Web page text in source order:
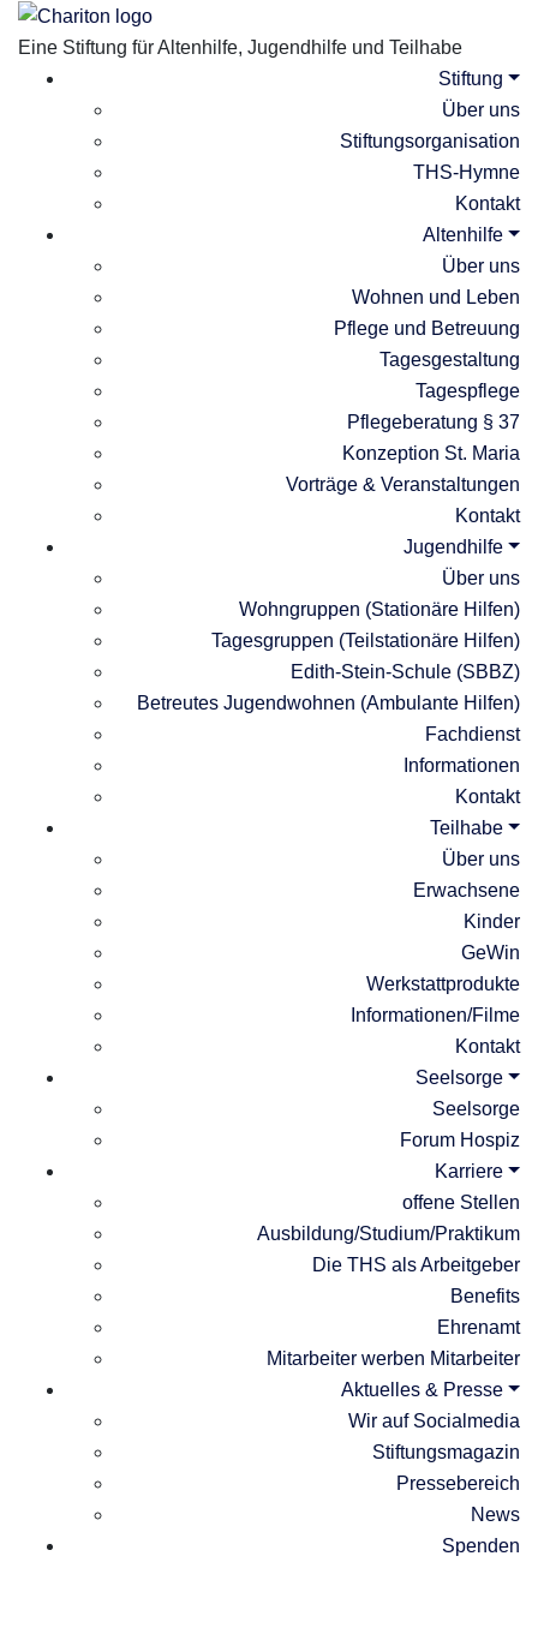
Eine Stiftung für Altenhilfe, Jugendhilfe und Teilhabe
Stiftung
Über uns
Stiftungsorganisation
THS-Hymne
Kontakt
Altenhilfe
Über uns
Wohnen und Leben
Pflege und Betreuung
Tagesgestaltung
Tagespflege
Pflegeberatung § 37
Konzeption St. Maria
Vorträge & Veranstaltungen​
Kontakt
Jugendhilfe
Über uns
Wohngruppen (Stationäre Hilfen)
Tagesgruppen (Teilstationäre Hilfen)
Edith-Stein-Schule (SBBZ)
Betreutes Jugendwohnen (Ambulante Hilfen)
Fachdienst
Informationen
Kontakt
Teilhabe
Über uns
Erwachsene
Kinder
GeWin
Werkstattprodukte
Informationen/Filme
Kontakt
Seelsorge
Seelsorge
Forum Hospiz
Karriere
offene Stellen
Ausbildung/Studium/Praktikum
Die THS als Arbeitgeber
Benefits
Ehrenamt
Mitarbeiter werben Mitarbeiter
Aktuelles & Presse
Wir auf Socialmedia
Stiftungsmagazin
Pressebereich
News
Spenden